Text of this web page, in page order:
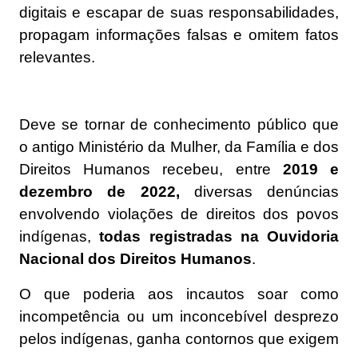
digitais e escapar de suas responsabilidades,
propagam informações falsas e omitem fatos
relevantes.
Deve se tornar de conhecimento público que
o antigo Ministério da Mulher, da Família e dos
Direitos Humanos recebeu, entre 2019 e
dezembro de 2022, diversas denúncias
envolvendo violações de direitos dos povos
indígenas,todas registradas na Ouvidoria
Nacional dos Direitos Humanos.
O que poderia aos incautos soar como
incompetência ou um inconcebível desprezo
pelos indígenas, ganha contornos que exigem